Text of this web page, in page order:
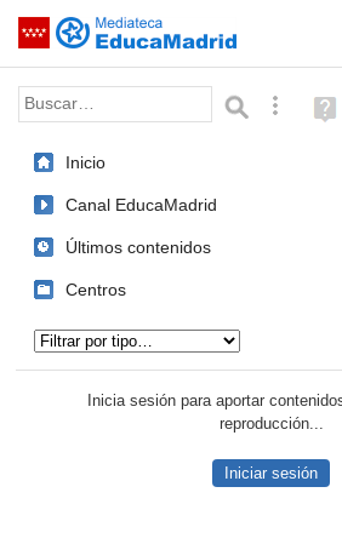
Saltar navegación
Palabra o frase: Búsqueda
(en
Inicio
Canal EducaMadrid
Últimos contenidos
Centros
Inicia sesión para aportar
reproducción...
Iniciar sesión